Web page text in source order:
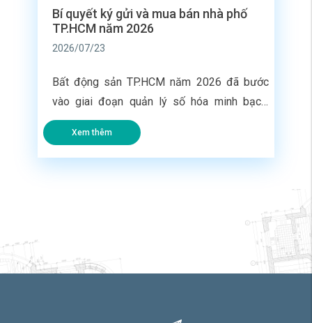
Bí quyết ký gửi và mua bán nhà phố
TP.HCM năm 2026
2026/07/23
Bất động sản TP.HCM năm 2026 đã bước
vào giai đoạn quản lý số hóa minh bạch,
hoạt động mua bán nhà phố thứ cấp đang có
sự phân hóa cực kỳ khốc liệt. Nhiều gia chủ
cần thanh khoản gấp để thu hồi dòng vốn
Xem thêm